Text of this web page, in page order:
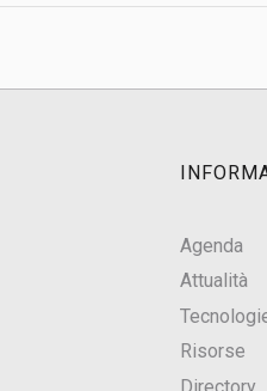
Agenda
Attualità
Risorse